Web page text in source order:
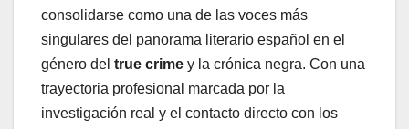
consolidarse como una de las voces más
singulares del panorama literario español en el
género del true crime y la crónica negra. Con una
trayectoria profesional marcada por la
investigación real y el contacto directo con los